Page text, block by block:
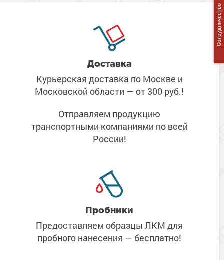
Доставка
Курьерская доставка по Москве и
Московской области — от 300 руб.!
Отправляем продукцию
транспортными компаниями по всей
России!
Пробники
Предоставляем образцы ЛКМ для
пробного нанесения — бесплатно!
Сотрудничество